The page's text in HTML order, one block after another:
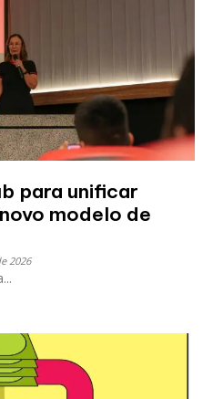
para unificar
modelo de
2026